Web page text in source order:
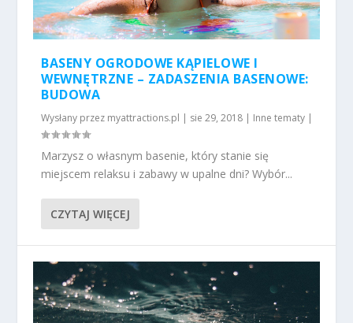
BASENY OGRODOWE KĄPIELOWE I
WEWNĘTRZNE – ZADASZENIA BASENOWE:
BUDOWA
Wysłany przez myattractions.pl | sie 29, 2018 | Inne tematy |
Marzysz o własnym basenie, który stanie się
miejscem relaksu i zabawy w upalne dni? Wybór...
CZYTAJ WIĘCEJ